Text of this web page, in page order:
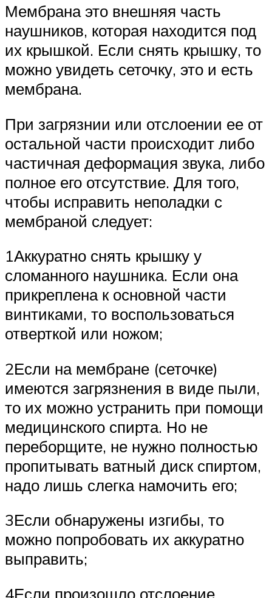
Мембрана это внешняя часть
наушников, которая находится под
их крышкой. Если снять крышку, то
можно увидеть сеточку, это и есть
мембрана.
При загрязнии или отслоении ее от
остальной части происходит либо
частичная деформация звука, либо
полное его отсутствие. Для того,
чтобы исправить неполадки с
мембраной следует:
1Аккуратно снять крышку у
сломанного наушника. Если она
прикреплена к основной части
винтиками, то воспользоваться
отверткой или ножом;
2Если на мембране (сеточке)
имеются загрязнения в виде пыли,
то их можно устранить при помощи
медицинского спирта. Но не
переборщите, не нужно полностью
пропитывать ватный диск спиртом,
надо лишь слегка намочить его;
3Если обнаружены изгибы, то
можно попробовать их аккуратно
выправить;
4Если произошло отслоение